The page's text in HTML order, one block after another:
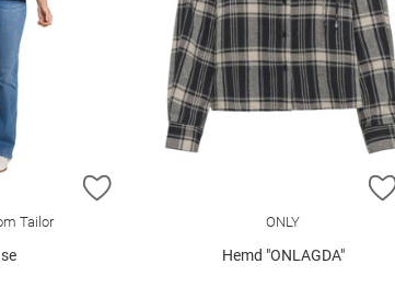
ZUR WUNSCHLISTE HINZUFÜGEN
Tailor ONLY
Hemd "ONLAGDA"